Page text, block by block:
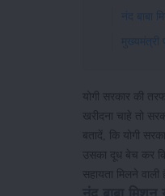
नंद बाबा
मुख्यमंत्री
योगी सरकार की
खरीदना चाहे तो
बतादें, कि योगी
उसका दूध बेच कर
सहायता मिलने वाली